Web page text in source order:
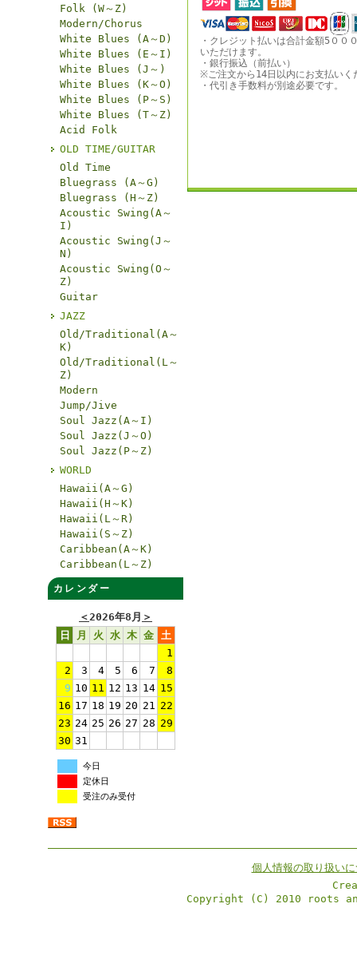
Folk (W～Z)
Modern/Chorus
White Blues (A～D)
White Blues (E～I)
White Blues (J～)
White Blues (K～O)
White Blues (P～S)
White Blues (T～Z)
Acid Folk
OLD TIME/GUITAR
Old Time
Bluegrass (A～G)
Bluegrass (H～Z)
Acoustic Swing(A～
I)
Acoustic Swing(J～
N)
Acoustic Swing(O～
Z)
Guitar
JAZZ
Old/Traditional(A～
K)
Old/Traditional(L～
Z)
Modern
Jump/Jive
Soul Jazz(A～I)
Soul Jazz(J～O)
Soul Jazz(P～Z)
WORLD
Hawaii(A～G)
Hawaii(H～K)
Hawaii(L～R)
Hawaii(S～Z)
Caribbean(A～K)
Caribbean(L～Z)
カレンダー
＜2026年8月 ＞
日
月 火 水 木 金 土
1
2
3 4 5 6 7
8
9 10 11 12 13 14 15
16 17 18 19 20 21 22
23 24 25 26 27 28 29
30 31
今日
定休日
受注のみ受付
・クレジット払いは合計金額5００
いただけます。
・銀行振込（前払い）
※ご注文から14日以内にお支払いく
・代引き手数料が別途必要です。
個人情報の取り扱い
Copyright (C) 2010 roots